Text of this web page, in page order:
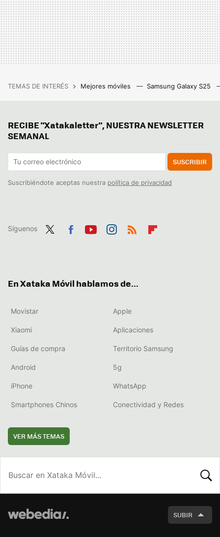
TEMAS DE INTERÉS Mejores móviles Samsung Galaxy S25
RECIBE "Xatakaletter", NUESTRA NEWSLETTER
SEMANAL
SUSCRIBIR
Suscribiéndote aceptas nuestra política de privacidad
Síguenos
En Xataka Móvil hablamos de...
Movistar Apple
Xiaomi Aplicaciones
Guías de compra Territorio Samsung
Android 5g
iPhone WhatsApp
Smartphones Chinos Conectividad y Redes
VER MÁS TEMAS
SUBIR